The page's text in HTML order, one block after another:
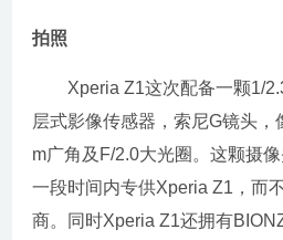
拍照
Xperia Z1这次配备一颗1/
层式影像传感器，索尼G镜头
m广角及F/2.0大光圈。这颗摄
一段时间内专供Xperia Z1，而
商。同时Xperia Z1还拥有